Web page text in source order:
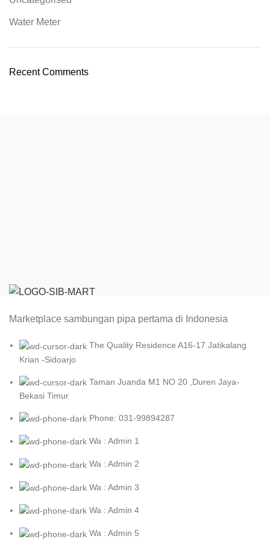
Water Meter
Recent Comments
Marketplace sambungan pipa pertama di Indonesia
The Quality Residence A16-17 Jatikalang
Krian -Sidoarjo
Taman Juanda M1 NO 20 ,Duren Jaya-
Bekasi Timur
Phone: 031-99894287
Wa : Admin 1
Wa : Admin 2
Wa : Admin 3
Wa : Admin 4
Wa : Admin 5